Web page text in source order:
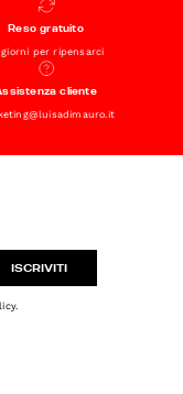
Reso gratuito
giorni per ripensarci
cliente
ISCRIVITI
.